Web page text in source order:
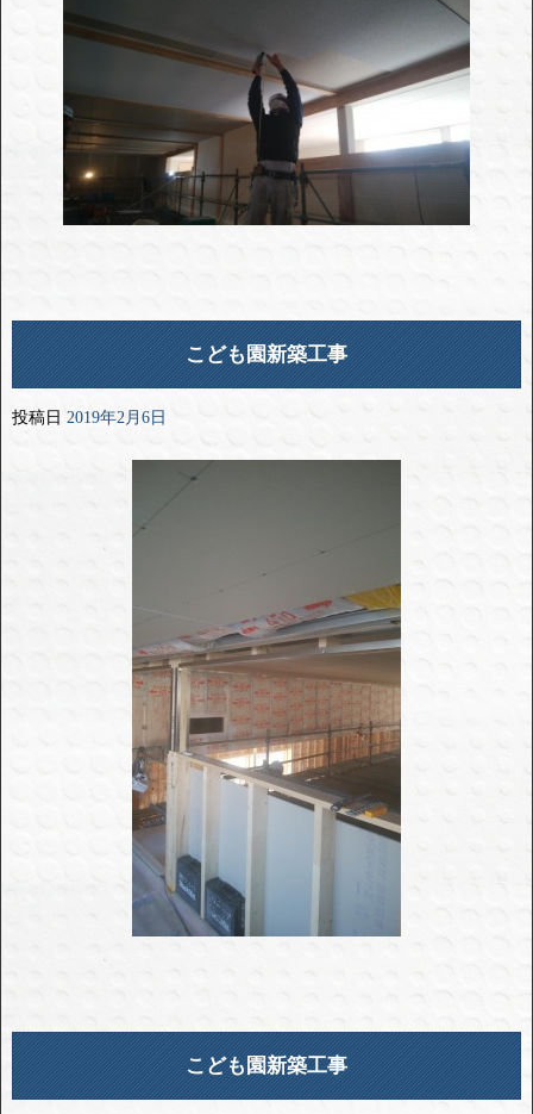
こども園新築工事
投稿日 2019年2月6日
こども園新築工事